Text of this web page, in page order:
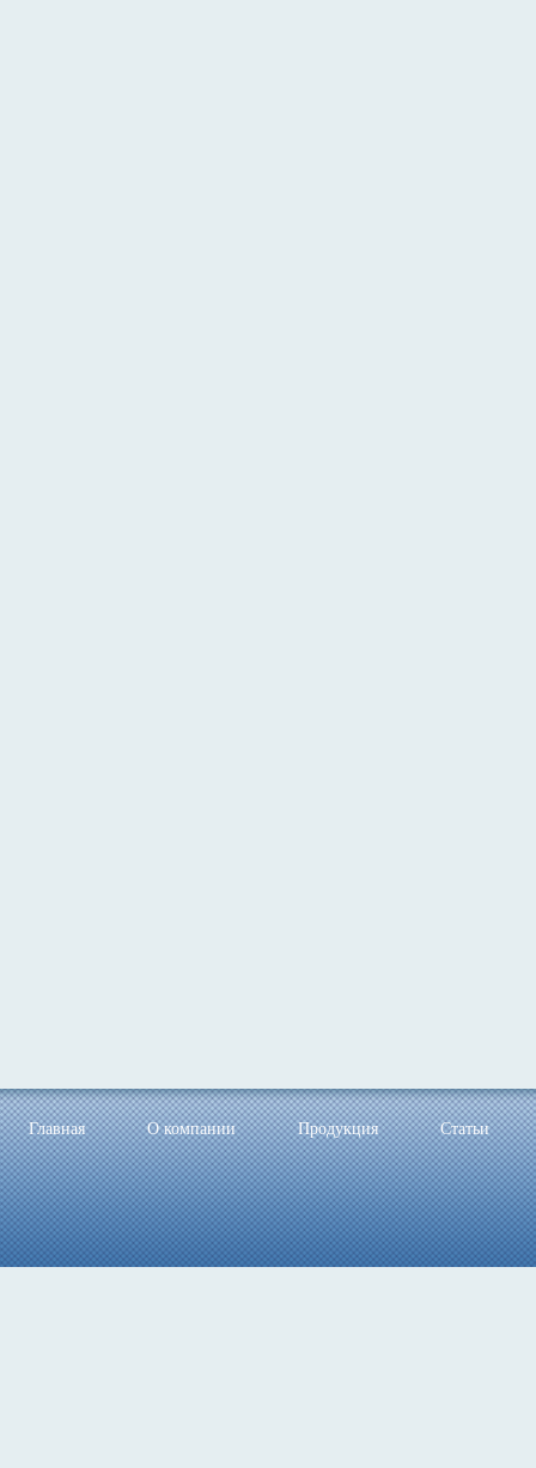
Главная О компании Продукция Статьи